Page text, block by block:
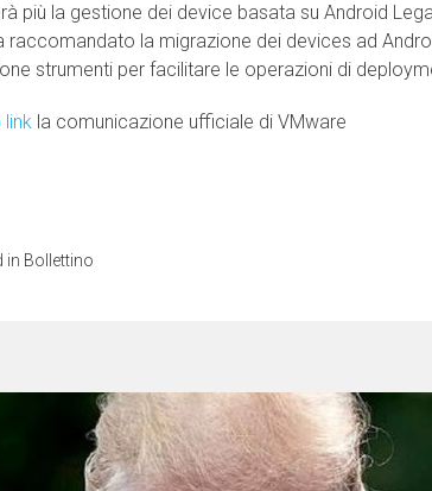
più la gestione dei device basata su Android
raccomandato la migrazione dei devices ad
strumenti per facilitare le operazioni di
link la comunicazione ufficiale di VMware
in Bollettino